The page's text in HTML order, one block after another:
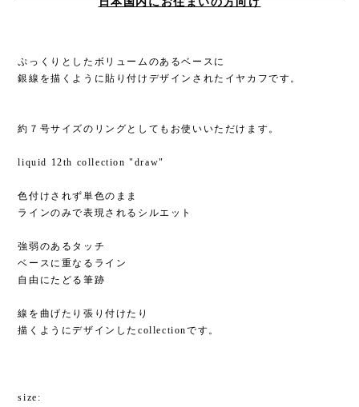
ぷっくりとしたボリュームのあるベースに
銀線を描くように貼り付けデザインされたイヤカフです。
約７号サイズのリングとしてもお使いいただけます。
liquid 12th collection "draw"
色付けされず単色のまま
ラインのみで表現されるシルエット
強弱のあるタッチ
ベースに重なるライン
自由にたどる筆跡
線を曲げたり張り付けたり
描くようにデザインしたcollectionです。
size: